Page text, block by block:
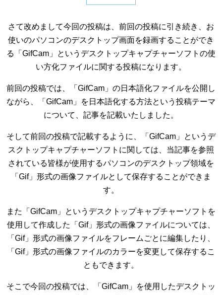
さて改めまして今回の投稿は、前回の投稿に引き続き、お
使いのパソコンのデスクトップ画面を録画することができ
る「GifCam」というデスクトップキャプチャーソフトの使
い方化ファイルに関する投稿になります。
前回の投稿では、「GifCam」の日本語化ファイルを公開し
ながら、「GifCam」を日本語化する方法という投稿テーマ
について、記事を記載いたしました。
そして前回の投稿で記載するように、「GifCam」というデ
スクトップキャプチャーソフトに関しては、当記事を参照
されている皆様が使用するパソコンのデスクトップ領域を
「Gif」形式の画像ファイルとして保存することができま
す。
また「GifCam」というデスクトップキャプチャーソフトを
使用して作成した「Gif」形式の画像ファイルについては、
「Gif」形式の画像ファイルをフレームごとに編集したり、
「Gif」形式の画像ファイルのカラーを変更して保存するこ
ともできます。
そこで今回の投稿では、「GifCam」を使用したデスクトッ